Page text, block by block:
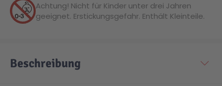
Achtung! Nicht für Kinder unter drei Jahren
geeignet. Erstickungsgefahr. Enthält Kleinteile.
Beschreibung